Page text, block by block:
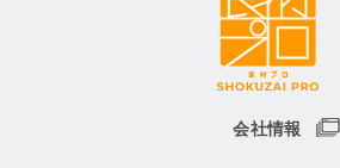
会社情報